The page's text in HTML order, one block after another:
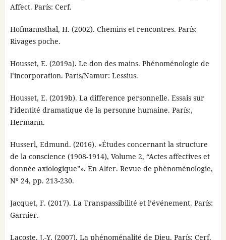
Affect. París: Cerf.
Hofmannsthal, H. (2002). Chemins et rencontres. París:
Rivages poche.
Housset, E. (2019a). Le don des mains. Phénoménologie de
l’incorporation. París/Namur: Lessius.
Housset, E. (2019b). La difference personnelle. Essais sur
l’identité dramatique de la personne humaine. París:,
Hermann.
Husserl, Edmund. (2016). «Études concernant la structure
de la conscience (1908-1914), Volume 2, “Actes affectives et
donnée axiologique”». En Alter. Revue de phénoménologie,
Nº 24, pp. 213-230.
Jacquet, F. (2017). La Transpassibilité et l’événement. París:
Garnier.
Lacoste, J.-Y. (2007). La phénoménalité de Dieu. París: Cerf.